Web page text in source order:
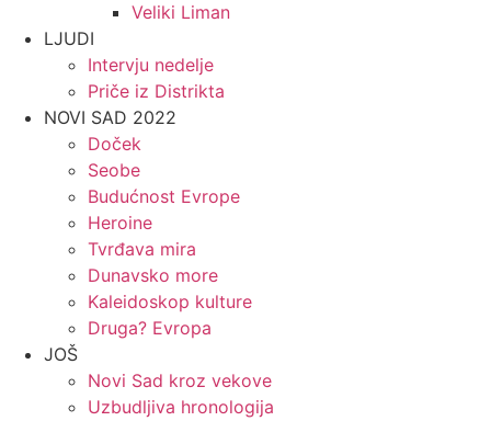
Veliki Liman
LJUDI
Intervju nedelje
Priče iz Distrikta
NOVI SAD 2022
Doček
Seobe
Budućnost Evrope
Heroine
Tvrđava mira
Dunavsko more
Kaleidoskop kulture
Druga? Evropa
JOŠ
Novi Sad kroz vekove
Uzbudljiva hronologija